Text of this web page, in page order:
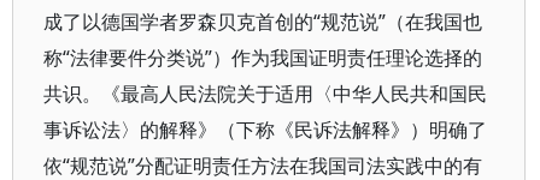
成了以德国学者罗森贝克首创的“规范说”（在我国也
称“法律要件分类说”）作为我国证明责任理论选择的
共识。《最高人民法院关于适用〈中华人民共和国民
事诉讼法〉的解释》（下称《民诉法解释》）明确了
依“规范说”分配证明责任方法在我国司法实践中的有